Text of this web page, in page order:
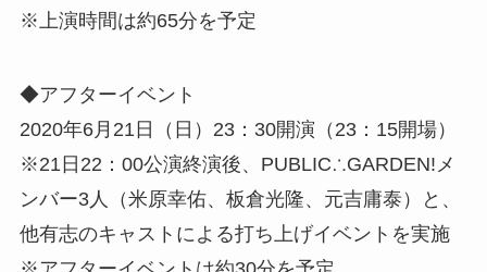
※上演時間は約65分を予定
◆アフターイベント
2020年6月21日（日）23：30開演（23：15開場）
※21日22：00公演終演後、PUBLIC∴GARDEN!メ
ンバー3人（米原幸佑、板倉光隆、元吉庸泰）と、
他有志のキャストによる打ち上げイベントを実施